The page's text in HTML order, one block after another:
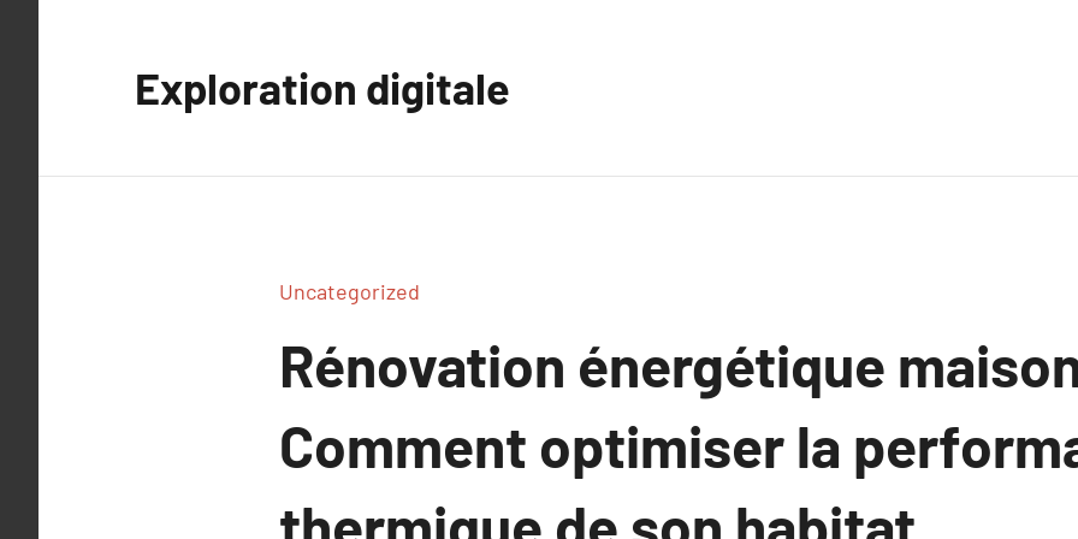
Exploration digitale
Uncategorized
Rénovation énergétique
Comment optimiser la